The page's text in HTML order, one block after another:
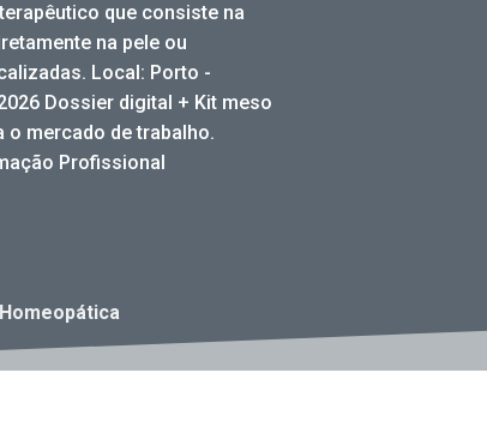
que consiste na
na pele ou
Local: Porto -
Dossier digital + Kit meso
o mercado de trabalho.
Profissional